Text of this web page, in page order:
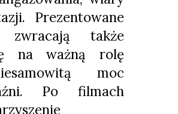
Prezentowane
zwracają także
na ważną rolę
moc
Po filmach